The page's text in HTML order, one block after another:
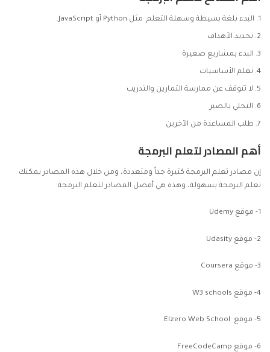
البدء بلغة بسيطة وسهلة التعلم مثل Python أو JavaScript.
تحديد الأهداف
البدء بمشاريع صغيرة
تعلم الأساسيات
لا تتوقف عن ممارسة التمارين والتدريب
التحلي بالصبر
طلب المساعدة من الآخرين
أهم المصادر لتعلم البرمجة
إن مصادر تعلم البرمجة كثيرة جداً ومتعددة، ومن خلال هذه المصادر يمكنك
تعلم البرمجة بسهولة، وهذه هي أفضل المصادر لتعلم البرمجة:
1- موقع Udemy
2- موقع Udasity
3- موقع Coursera
4- موقع W3 schools
5- موقع Elzero Web School
6- موقع FreeCodeCamp